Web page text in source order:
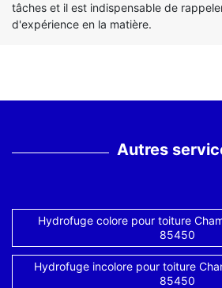
tâches et il est indispensable de
d'expérience en la matière.
Autres
Hydrofuge colore pour toiture
85450
Hydrofuge incolore pour toiture
85450